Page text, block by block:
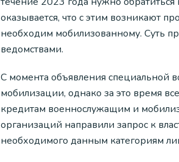
оказывается, что с этим возникают
необходим мобилизованному. Суть
ведомствами.
С момента объявления специальной
мобилизации, однако за это время
кредитам военнослужащим и
организаций направили запрос к
необходимого данным категориям